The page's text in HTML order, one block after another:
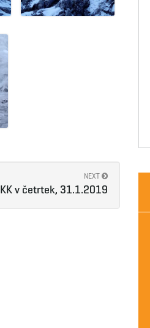
NEXT
v četrtek, 31.1.2019